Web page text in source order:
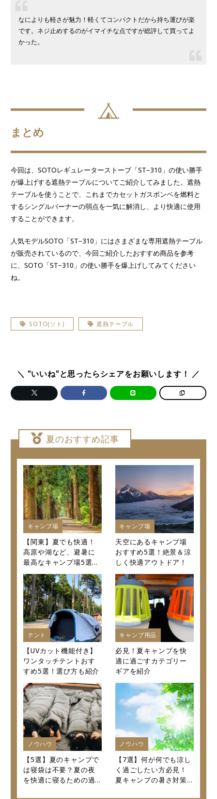
なによりも軽さが魅力！軽くてコンパクトだから持ち運びが楽
です。ネジ止めするのがイマイチな点ですが総評して買ってよ
かった。
まとめ
今回は、SOTOレギュレーターストーブ「ST−310」の使い勝手
が爆上げする遮熱テーブルについてご紹介してみました。遮熱
テーブルを使うことで、これまでカセットガスボンベを燃料と
するシングルバーナーの弱点を一気に解消し、より快適に使用
することができます。
人気モデルSOTO「ST−310」にはさまざまな専用遮熱テーブル
が販売されているので、今回ご紹介したおすすめ商品を参考
に、SOTO「ST−310」の使い勝手を爆上げしてみてください
ね。
SOTO(ソト) 遮熱テーブル
＼ "いいね"と思ったらシェアをお願いします！ ／
夏のおすすめ記事
キャンプ場
【関東】夏でも快適！
高原や湖など、避暑に
最高なキャンプ場5選～
口コミから値段まで徹
底紹介～
キャンプ場
天空にあるキャンプ場
おすすめ5選！絶景＆涼
しく快適アウトドア！
テント
【UVカット機能付き】
ワンタッチテントおす
すめ5選！選び方も紹介
キャンプ用品
必見！夏キャンプを快
適に過ごすカテゴリー
ギアを紹介
ノウハウ
【5選】夏のキャンプで
は寝袋は不要？夏の夜
を快適に寝るための過
ノウハウ
【7選】何が何でも涼し
く過ごしたい方必見！
夏キャンプの暑さ対策